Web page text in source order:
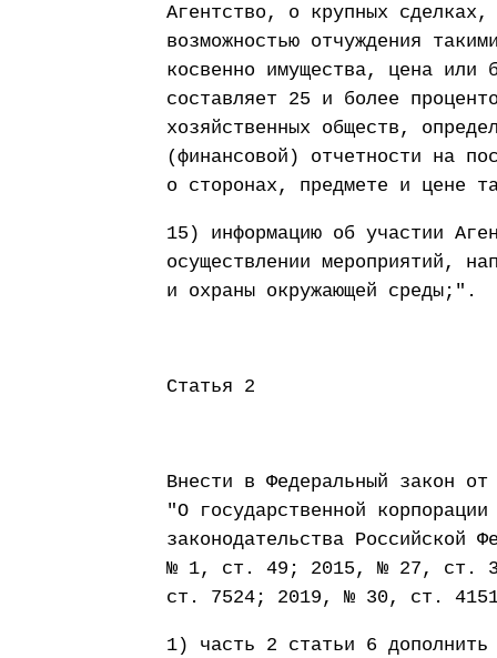
Агентство, о крупных сделках,
возможностью отчуждения
косвенно имущества, цена или
составляет 25 и более
хозяйственных обществ,
(финансовой) отчетности на
о сторонах, предмете и цене
15) информацию об участии
осуществлении мероприятий,
и охраны окружающей среды;".
Статья 2
Внести в Федеральный закон
"О государственной
законодательства
№ 1, ст. 49; 2015, № 27, ст.
ст. 7524; 2019, № 30, ст.
1) часть 2 статьи 6 дополнить